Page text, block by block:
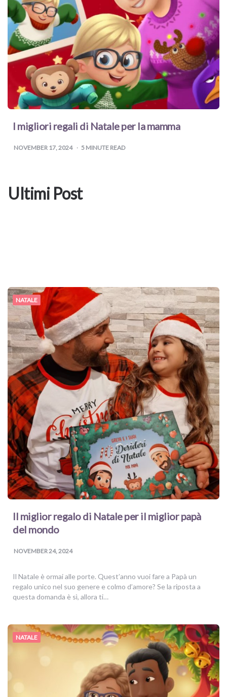
I migliori regali di Natale per la mamma
NOVEMBER 17, 2024 5 MINUTE READ
Ultimi Post
NATALE
Il miglior regalo di Natale per il miglior papà
del mondo
NOVEMBER 24, 2024
Il Natale è ormai alle porte. Quest’anno vuoi fare a Papà un
regalo unico nel suo genere e colmo d’amore? Se la riposta a
questa domanda è sì, allora ti…
NATALE